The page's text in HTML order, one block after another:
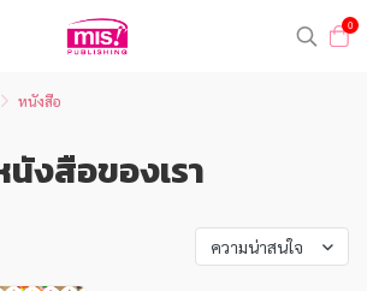
0
หนังสือ
นังสือของเรา
ความน่าสนใจ